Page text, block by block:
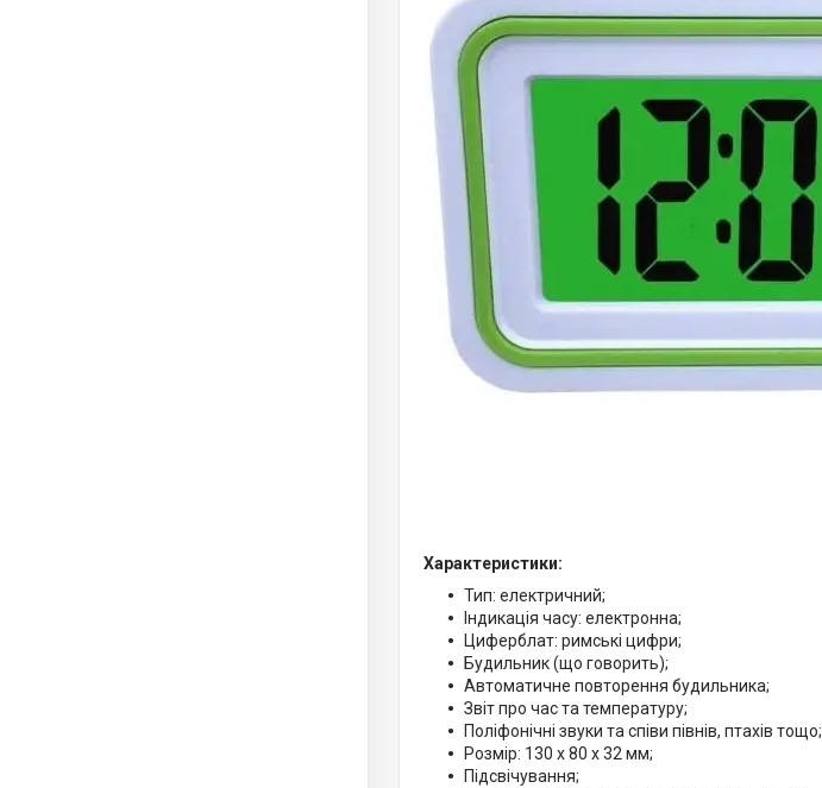
Характеристики:
Тип: електричний;
Індикація часу: електронна;
Циферблат: римські цифри;
Будильник (що говорить);
Автоматичне повторення будильника;
Звіт про час та температуру;
Поліфонічні звуки та співи півнів, птахів тощо;
Розмір: 130 х 80 х 32 мм;
Підсвічування;